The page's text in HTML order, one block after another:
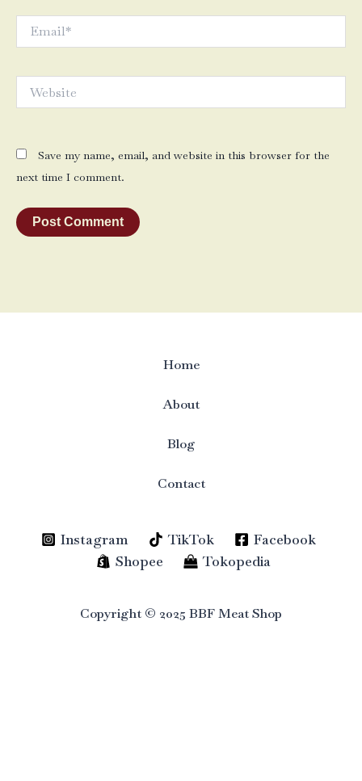
Save my name, email, and website in this browser for the
next time I comment.
Home
About
Blog
Contact
Instagram TikTok
Facebook
Shopee
Tokopedia
Copyright © 2025 BBF Meat Shop